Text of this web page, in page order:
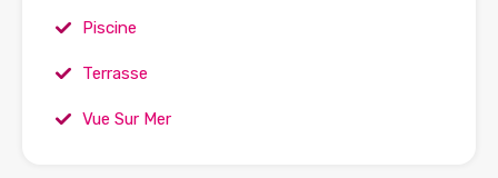
Piscine
Terrasse
Vue Sur Mer